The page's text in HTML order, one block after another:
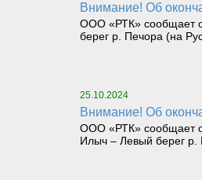
Внимание! Об
ООО «РТК» сообщает о
берег р. Печора (на
25.10.2024
Внимание! Об
ООО «РТК» сообщает о
Илыч – Левый берег р.